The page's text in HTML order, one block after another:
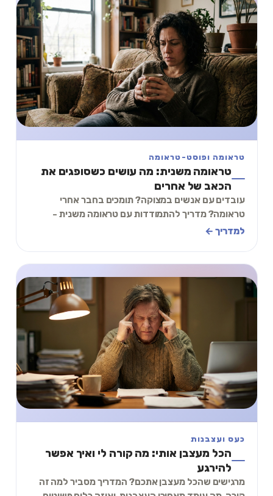
טראומה ופוסט-טראומה
טראומה משנית: מה עושים כשסופגים את
הכאב של אחרים
עובדים עם אנשים במצוקה? תומכים בחבר אחרי
טראומה? מדריך להתמודדות עם טראומה משנית -
הסימנים, הכלים, ותכל׳ס תרגיל של 2 דקות.
למדריך ←
כעס ועצבנות
הכל מעצבן אותי: מה קורה לי ואיך אפשר
להירגע
מרגישים שהכל מעצבן אתכם? המדריך מסביר למה זה